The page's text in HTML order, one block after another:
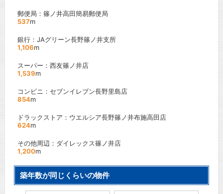
郵便局：篠ノ井高田簡易郵便局
537m
銀行：JAグリーン長野篠ノ井支所
1,106m
スーパー：西友篠ノ井店
1,539m
コンビニ：セブンイレブン長野里島店
854m
ドラックストア：ウエルシア長野篠ノ井布施高田店
624m
その他周辺：ダイレックス篠ノ井店
1,200m
築年数が同じくらいの物件